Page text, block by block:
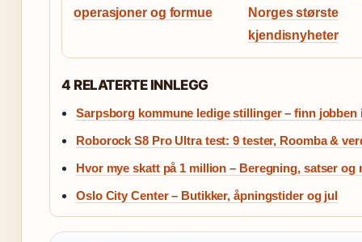
operasjoner og formue
Norges største
kjendisnyheter
4 RELATERTE INNLEGG
Sarpsborg kommune ledige stillinger – finn jobben
Roborock S8 Pro Ultra test: 9 tester, Roomba &
Hvor mye skatt på 1 million – Beregning, satser og
Oslo City Center – Butikker, åpningstider og jul